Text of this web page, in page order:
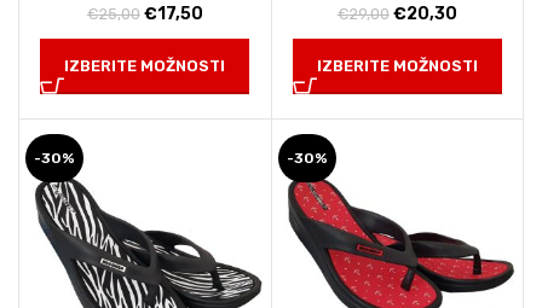
€25,00 Izvirna
cena
je
€17,50Trenutna
cena
je:
IZBERITE MOŽNOSTI
€29,00 Izvirna
cena
je
€20,30Trenutna
cena
je:
IZBERITE MOŽNOSTI
-30% -30%